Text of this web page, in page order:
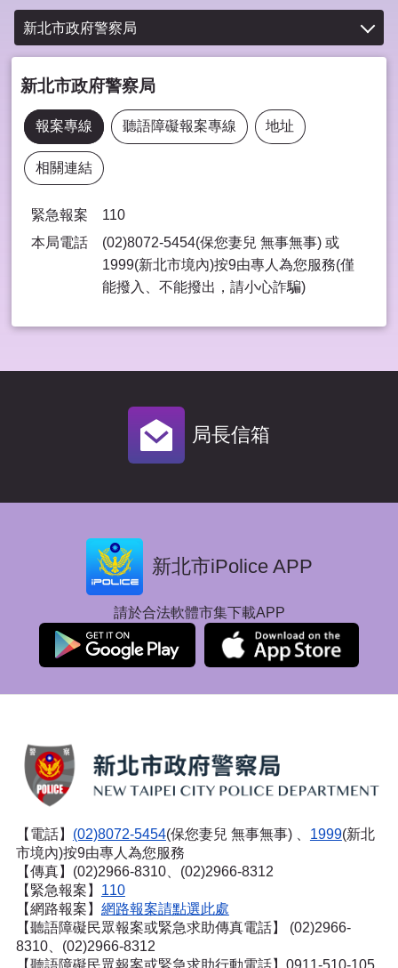
新北市政府警察局
新北市政府警察局
報案專線 聽語障礙報案專線 地址
相關連結
緊急報案
110
本局電話
(02)8072-5454(保您妻兒 無事無事) 或
1999(新北市境內)按9由專⼈為您服務(僅
能撥入、不能撥出，請⼩⼼詐騙)
局長信箱
新北市iPolice APP
請於合法軟體市集下載APP
【電話】 (02)8072-5454(保您妻兒 無事無事) 、 1999(新北
市境內)按9由專人為您服務
【傳真】(02)2966-8310、(02)2966-8312
【緊急報案】 110
【網路報案】 網路報案請點選此處
【聽語障礙民眾報案或緊急求助傳真電話】
(02)2966-
8310、(02)2966-8312
【聽語障礙民眾報案或緊急求助行動電話】0911-510-105